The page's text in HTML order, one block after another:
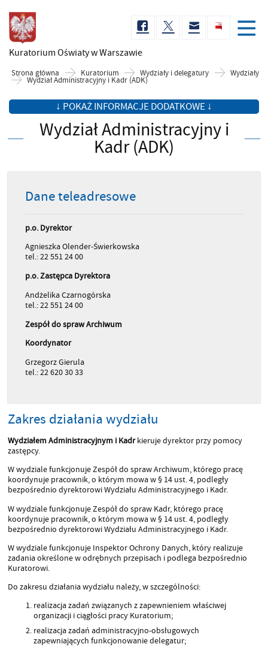
Kuratorium Oświatyw Warszawie
Strona główna Kuratorium Wydziały i delegatury Wydziały
Wydział Administracyjny i Kadr (ADK)
↓ POKAŻ INFORMACJE DODATKOWE ↓
Wydział Administracyjny i
Kadr (ADK)
Dane teleadresowe
p.o. Dyrektor
Agnieszka Olender-Świerkowska
tel.: 22 551 24 00
p.o. Zastępca Dyrektora
Andżelika Czarnogórska
tel.: 22 551 24 00
Zespół do spraw Archiwum
Koordynator
Grzegorz Gierula
tel.: 22 620 30 33
Zakres działania wydziału
Wydziałem Administracyjnym i Kadrkieruje dyrektor przy pomocy
zastępcy.
W wydziale funkcjonuje Zespół do spraw Archiwum, którego pracę
koordynuje pracownik, o którym mowa w § 14 ust. 4, podległy
bezpośrednio dyrektorowi Wydziału Administracyjnego i Kadr.
W wydziale funkcjonuje Zespół do spraw Kadr, którego pracę
koordynuje pracownik, o którym mowa w § 14 ust. 4, podległy
bezpośrednio dyrektorowi Wydziału Administracyjnego i Kadr.
W wydziale funkcjonuje Inspektor Ochrony Danych, który realizuje
zadania określone w odrębnych przepisach i podlega bezpośrednio
Kuratorowi.
Do zakresu działania wydziału należy, w szczególności:
realizacja zadań związanych z zapewnieniem właściwej
organizacji i ciągłości pracy Kuratorium;
realizacja zadań administracyjno-obsługowych
zapewniających funkcjonowanie delegatur;